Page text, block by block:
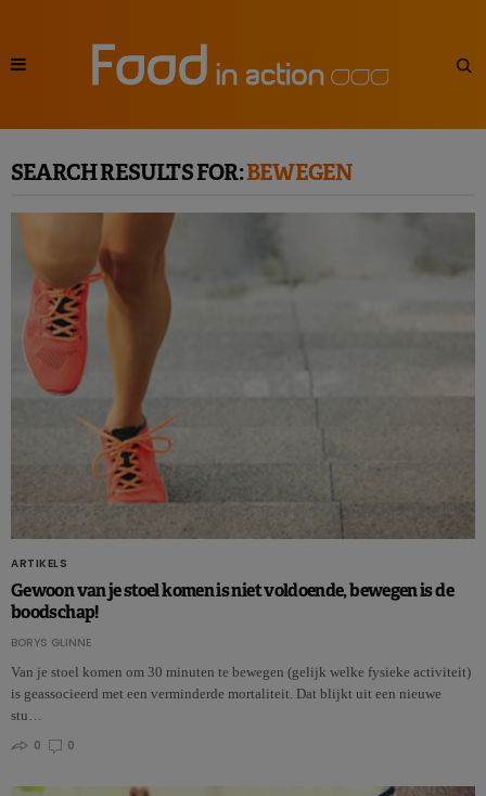
SEARCH RESULTS FOR:BEWEGEN
ARTIKELS
Gewoon van je stoel komen is niet voldoende, bewegen is de
boodschap!
BORYS GLINNE
Van je stoel komen om 30 minuten te bewegen (gelijk welke fysieke activiteit)
is geassocieerd met een verminderde mortaliteit. Dat blijkt uit een nieuwe
stu…
0
0